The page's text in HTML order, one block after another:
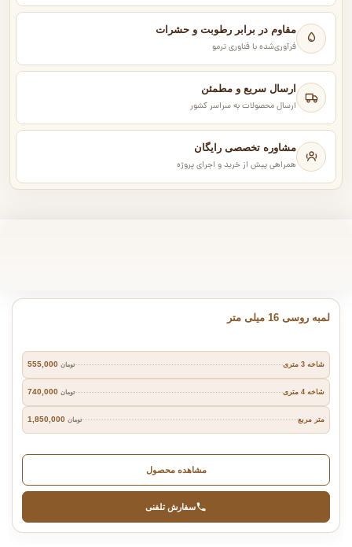
مقاوم در برابر رطوبت و حشرات
فرآوری‌شده با فناوری ترمو
ارسال سریع و مطمئن
ارسال محصولات به سراسر کشور
مشاوره تخصصی رایگان
همراهی پیش از خرید و اجرای پروژه
لمبه روسی 16 میلی متر
شاخه 3 متری 555,000 تومان
شاخه 4 متری 740,000 تومان
متر مربع 1,850,000 تومان
مشاهده محصول
سفارش تلفنی